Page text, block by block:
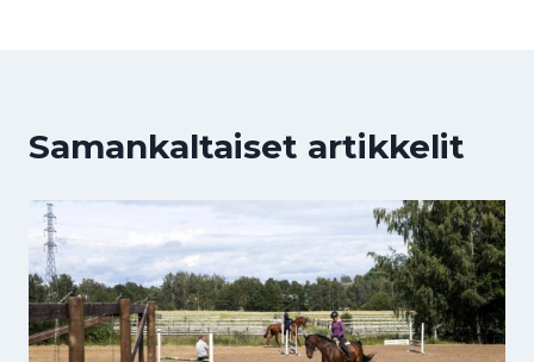
Samankaltaiset artikkelit